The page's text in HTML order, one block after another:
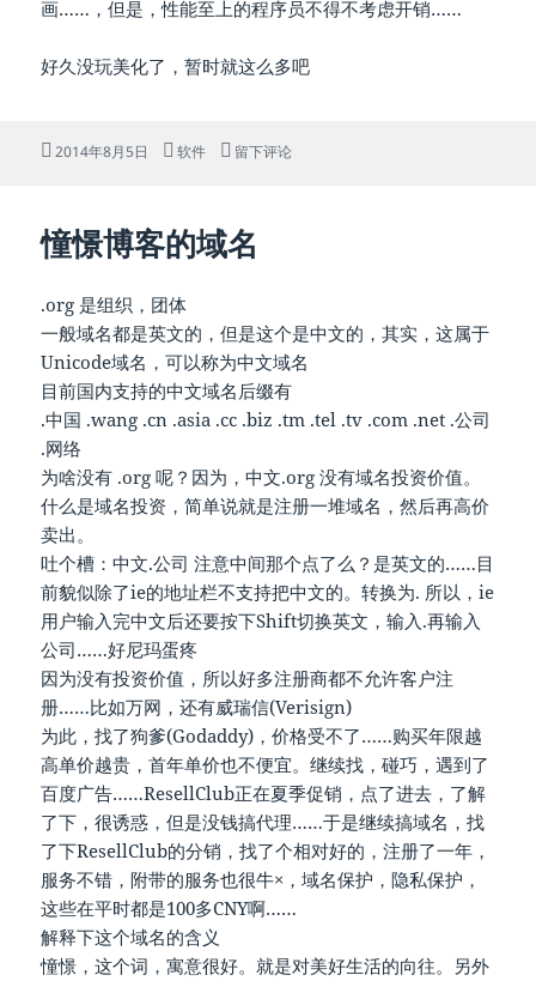
画……，但是，性能至上的程序员不得不考虑开销……
好久没玩美化了，暂时就这么多吧
发
2014年8月5日
分
软件 于系统美化
留下评论
憧憬博客的域名
.org 是组织，团体
一般域名都是英文的，但是这个是中文的，其实，这属于
Unicode域名，可以称为中文域名
目前国内支持的中文域名后缀有
.中国 .wang .cn .asia .cc .biz .tm .tel .tv .com .net .公司
.网络
为啥没有 .org 呢？因为，中文.org 没有域名投资价值。
什么是域名投资，简单说就是注册一堆域名，然后再高价
卖出。
吐个槽：中文.公司 注意中间那个点了么？是英文的……目
前貌似除了ie的地址栏不支持把中文的。转换为. 所以，ie
用户输入完中文后还要按下Shift切换英文，输入.再输入
公司……好尼玛蛋疼
因为没有投资价值，所以好多注册商都不允许客户注
册……比如万网，还有威瑞信(Verisign)
为此，找了狗爹(Godaddy)，价格受不了……购买年限越
高单价越贵，首年单价也不便宜。继续找，碰巧，遇到了
百度广告……ResellClub正在夏季促销，点了进去，了解
了下，很诱惑，但是没钱搞代理……于是继续搞域名，找
了下ResellClub的分销，找了个相对好的，注册了一年，
服务不错，附带的服务也很牛×，域名保护，隐私保护，
这些在平时都是100多CNY啊……
解释下这个域名的含义
憧憬，这个词，寓意很好。就是对美好生活的向往。另外